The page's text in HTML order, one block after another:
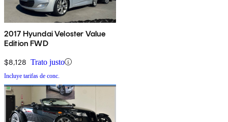
2017 Hyundai Veloster Value
Edition FWD
$8,128 Trato justo
Incluye tarifas de conc.